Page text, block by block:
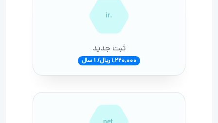
.ir
ثبت جدید
1,220,000 ریال/ 1 سال